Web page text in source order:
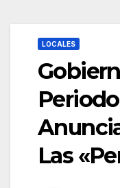
LOCALES
Las